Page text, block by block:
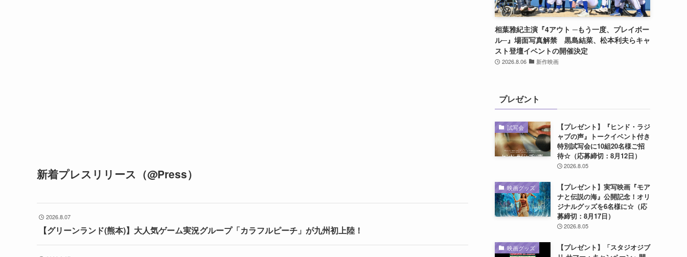
新着プレスリリース（@Press）
2026.8.07
【グリーンランド(熊本)】大人気ゲーム実況グループ「カラフルピーチ」が九州初上陸！
相葉雅紀主演『4アウト ─もう一度、プレイボー
ル─』場面写真解禁 黒島結菜、松本利夫らキャ
スト登壇イベントの開催決定
2026.8.06 新作映画
プレゼント
試写会
【プレゼント】『ヒンド・ラジ
ャブの声』トークイベント付き
特別試写会に10組20名様ご招
待☆（応募締切：8月12日）
2026.8.05
映画グッズ
【プレゼント】実写映画『モア
ナと伝説の海』公開記念！オリ
ジナルグッズを6名様に☆（応
募締切：8月17日）
2026.8.05
映画グッズ
【プレゼント】「スタジオジブ